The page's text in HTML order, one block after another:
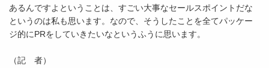
あるんですよということは、すごい大事なセールスポイントだな
というのは私も思います。なので、そうしたことを全てパッケー
ジ的にPRをしていきたいなというふうに思います。
（記 者）